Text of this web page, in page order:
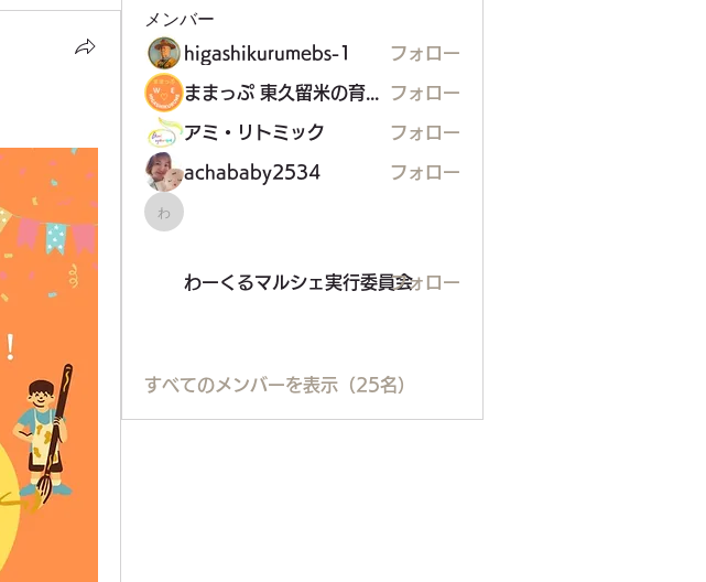
メンバー
higashikurumebs-1 フォロー
ままっぷ 東久留米の育児応援マップを作る会 フォロー
アミ・リトミック フォロー
achababy2534 フォロー
わーくるマルシェ実行委員会
わーくるマルシェ実行委員会フォロー
すべてのメンバーを表示（25名）